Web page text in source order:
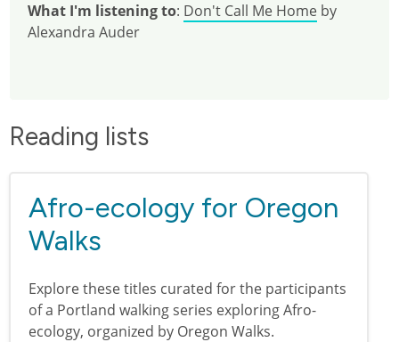
What I'm listening to: Don't Call Me Home by
Alexandra Auder
Reading lists
Afro-ecology for Oregon
Walks
Explore these titles curated for the participants
of a Portland walking series exploring Afro-
ecology, organized by Oregon Walks.